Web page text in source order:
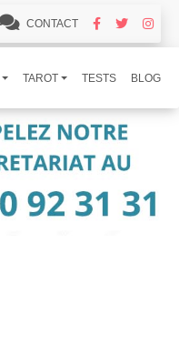
CONTACT
TAROT TESTS BLOG